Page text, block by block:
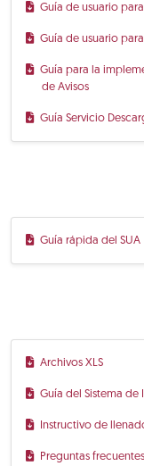
Guía de usuario
Guía de usuario
Guía para la
de Avisos
Guía Servicio
Guía rápida del SUA
Archivos XLS
Guía del Sistema
Instructivo de
Preguntas frecuentes